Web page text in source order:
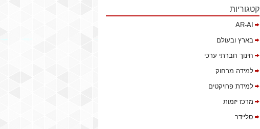
קטגוריות
AR-AI
בארץ ובעולם
חינוך חברתי ערכי
למידה מרחוק
למידת פרויקטים
מרכז יזמות
סליידר